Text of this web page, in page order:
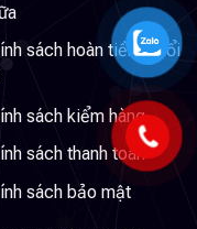
sách hoàn tiền & đổi
sách kiểm hàng
sách thanh toán
sách bảo mật